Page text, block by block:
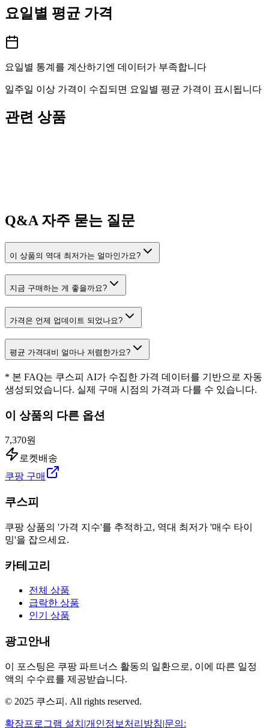
요일별 평균 가격
요일별 통계를 계산하기엔 데이터가 부족합니다
일주일 이상 가격이 수집되면 요일별 평균 가격이 표시됩니다
관련 상품
Q&A자주 묻는 질문
이 상품의 역대 최저가는 얼마인가요?
지금 구매하는 게 좋을까요?
가격은 언제 업데이트 되었나요?
평균 가격대비 얼마나 저렴한가요?
* 본 FAQ는 쿠스피 AI가 수집한 가격 데이터를 기반으로 자동
생성되었습니다. 실제 구매 시점의 가격과 다를 수 있습니다.
이 상품의 다른 옵션
7,370원
로켓배송
쿠팡 구매
쿠스피
쿠팡 상품의 '가격 지수'를 추적하고, 역대 최저가 '매수 타이
밍'을 잡으세요.
카테고리
전체 상품
급락한 상품
인기 상품
광고안내
이 포스팅은 쿠팡 파트너스 활동의 일환으로, 이에 따른 일정
액의 수수료를 제공받습니다.
© 2025 쿠스피. All rights reserved.
확장프로그램 설치 |개인정보처리방침|문의: